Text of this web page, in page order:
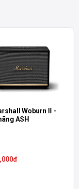
Woburn II -
ASH